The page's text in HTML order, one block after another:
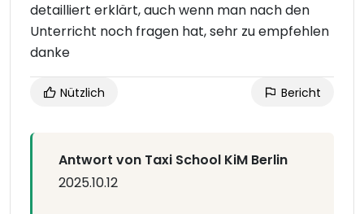
detailliert erklärt, auch wenn man nach den
Unterricht noch fragen hat, sehr zu empfehlen
danke
Nützlich Bericht
Antwort von Taxi School KiM Berlin
2025.10.12